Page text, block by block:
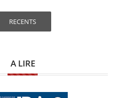
RECENTS
A LIRE